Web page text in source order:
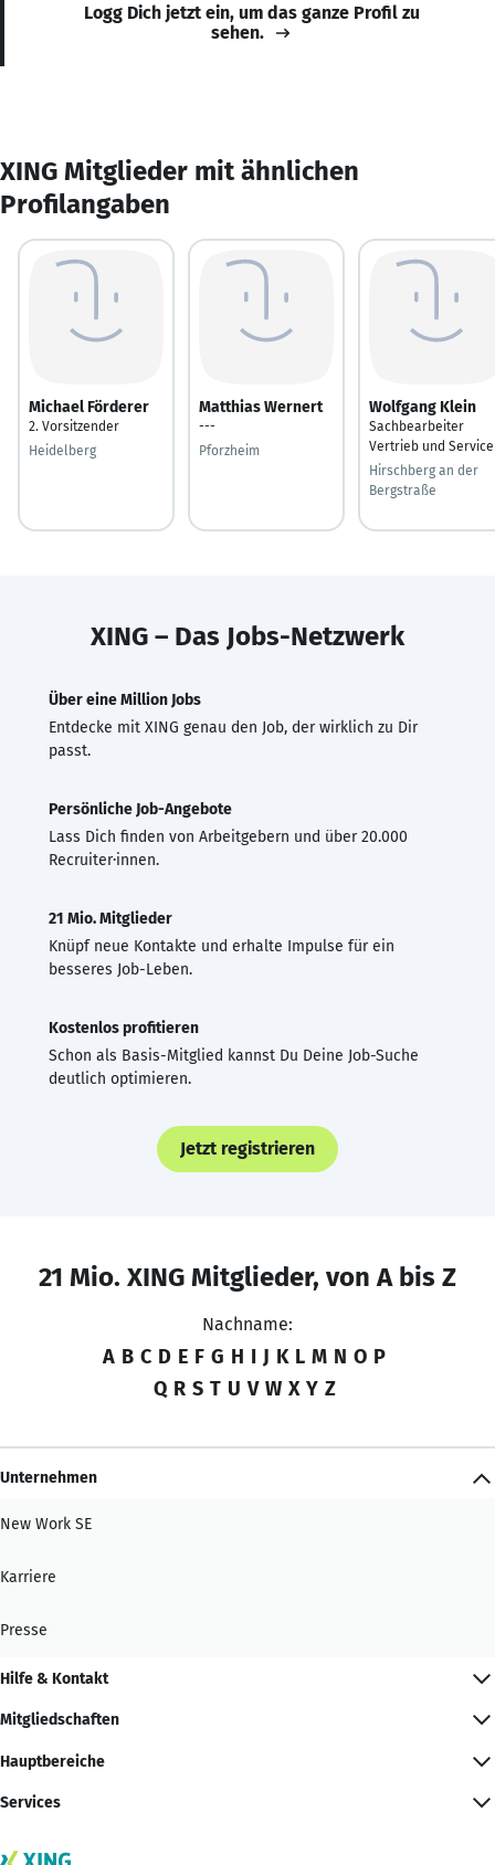
Logg Dich jetzt ein, um das ganze Profil zu
sehen.
XING Mitglieder mit ähnlichen
Profilangaben
Michael Förderer
2. Vorsitzender
Heidelberg
Matthias Wernert
---
Pforzheim
Wolfgang Klein
Sachbearbeiter
Vertrieb und Service
Hirschberg an der
Bergstraße
XING – Das Jobs-Netzwerk
Über eine Million Jobs
Entdecke mit XING genau den Job, der wirklich zu Dir
passt.
Persönliche Job-Angebote
Lass Dich finden von Arbeitgebern und über 20.000
Recruiter·innen.
21 Mio. Mitglieder
Knüpf neue Kontakte und erhalte Impulse für ein
besseres Job-Leben.
Kostenlos profitieren
Schon als Basis-Mitglied kannst Du Deine Job-Suche
deutlich optimieren.
Jetzt registrieren
21 Mio. XING Mitglieder, von A bis Z
Nachname:
A B C D E F G H I J K L M N O P
Q R S T U V W X Y Z
Unternehmen
New Work SE
Karriere
Presse
Hilfe & Kontakt
Mitgliedschaften
Hauptbereiche
Services